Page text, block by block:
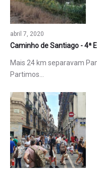
abril 7, 2020
Caminho de Santiago - 4ª
Mais 24 km separavam
Partimos…